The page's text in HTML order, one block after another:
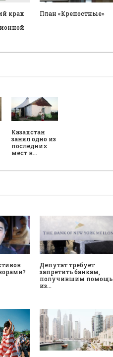
крах
План «Крепостные»
Казахстан
занял одно из
последних
мест в…
Депутат требует
запретить банкам,
получившим помощь
из…